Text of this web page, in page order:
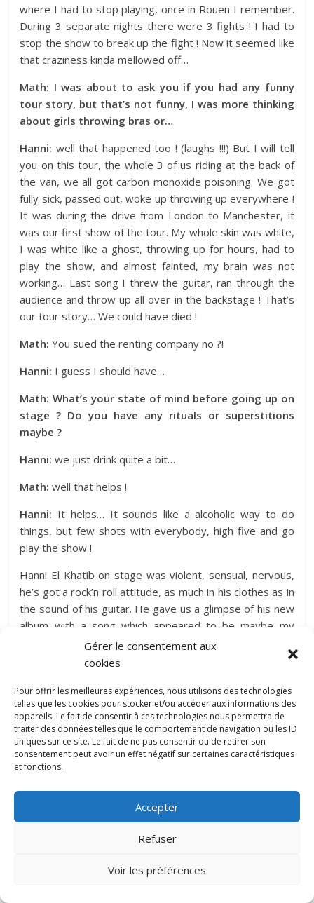
Gérer le consentement aux
cookies
Pour offrir les meilleures expériences, nous utilisons des technologies
telles que les cookies pour stocker et/ou accéder aux informations des
appareils. Le fait de consentir à ces technologies nous permettra de
traiter des données telles que le comportement de navigation ou les ID
uniques sur ce site. Le fait de ne pas consentir ou de retirer son
consentement peut avoir un effet négatif sur certaines caractéristiques
et fonctions.
Accepter
Refuser
Voir les préférences
where I had to stop playing, once in Rouen I remember.
During 3 separate nights there were 3 fights ! I had to
stop the show to break up the fight ! Now it seemed like
that craziness kinda mellowed off…
Math: I was about to ask you if you had any funny
tour story, but that’s not funny, I was more thinking
about girls throwing bras or…
Hanni: well that happened too ! (laughs !!!) But I will tell
you on this tour, the whole 3 of us riding at the back of
the van, we all got carbon monoxide poisoning. We got
fully sick, passed out, woke up throwing up everywhere !
It was during the drive from London to Manchester, it
was our first show of the tour. My whole skin was white,
I was white like a ghost, throwing up for hours, had to
play the show, and almost fainted, my brain was not
working… Last song I threw the guitar, ran through the
audience and throw up all over in the backstage ! That’s
our tour story… We could have died !
Math: You sued the renting company no ?!
Hanni: I guess I should have…
Math: What’s your state of mind before going up on
stage ? Do you have any rituals or superstitions
maybe ?
Hanni: we just drink quite a bit…
Math: well that helps !
Hanni: It helps… It sounds like a alcoholic way to do
things, but few shots with everybody, high five and go
play the show !
Hanni El Khatib on stage was violent, sensual, nervous,
he’s got a rock’n roll attitude, as much in his clothes as in
the sound of his guitar. He gave us a glimpse of his new
album with a song which appeared to be maybe my
favourite one that night. The concert was drowned in
beer and whiskey, he had warned us, it was really good
encore might have got him booed by a very heated
audience. He’ll have to do better during the summer
festivals, where his presence will be soon confirmed, for
sure. However, after such a hot concert, plus the
arrogance of the guy behind his guitar, I can hardly
supposedly caused on him… No sorry Hanni, I don’t buy
Les concerts à ne pas manquer à Paris